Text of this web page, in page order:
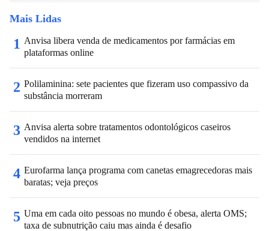
Mais Lidas
1 Anvisa libera venda de medicamentos por farmácias em
plataformas online
2 Polilaminina: sete pacientes que fizeram uso compassivo da
substância morreram
3 Anvisa alerta sobre tratamentos odontológicos caseiros
vendidos na internet
4 Eurofarma lança programa com canetas emagrecedoras mais
baratas; veja preços
5 Uma em cada oito pessoas no mundo é obesa, alerta OMS;
taxa de subnutrição caiu mas ainda é desafio